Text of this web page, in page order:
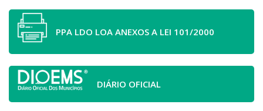
PPA LDO LOA ANEXOS A LEI 101/2000
DIÁRIO OFICIAL